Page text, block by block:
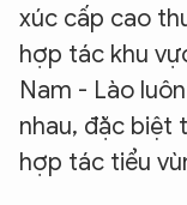
xúc cấp cao
hợp tác khu
Nam - Lào
nhau, đặc biệt
hợp tác tiểu